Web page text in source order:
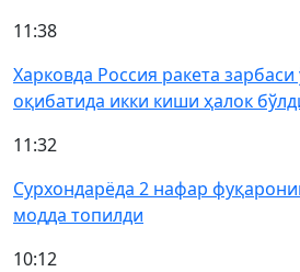
11:38
Харковда Россия ракета
оқибатида икки киши ҳалок
11:32
Сурхондарёда 2 нафар
модда топилди
10:12